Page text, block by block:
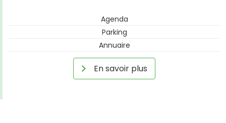
Agenda
Parking
Annuaire
En savoir plus